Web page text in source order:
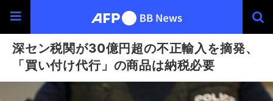
深セン税関が30億円超の不正輸入を摘発、
「買い付け代行」の商品は納税必要